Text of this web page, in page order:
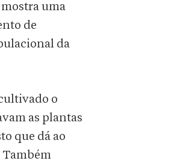
uma
de
da
o
as plantas
que dá ao
Também